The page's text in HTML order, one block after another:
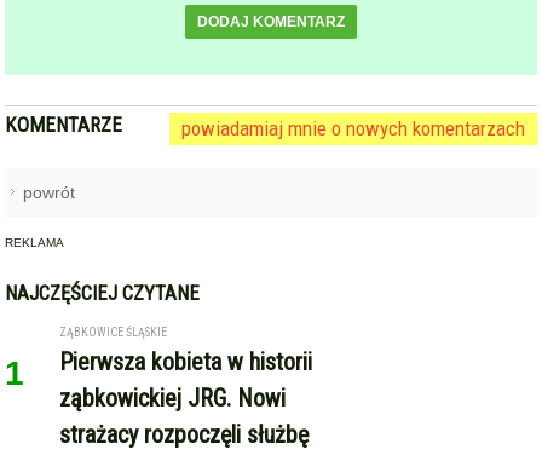
DODAJ KOMENTARZ
KOMENTARZE powiadamiaj mnie o nowych komentarzach
powrót
REKLAMA
NAJCZĘŚCIEJ CZYTANE
1
ZĄBKOWICE ŚLĄSKIE
Pierwsza kobieta w historii
ząbkowickiej JRG. Nowi
strażacy rozpoczęli służbę